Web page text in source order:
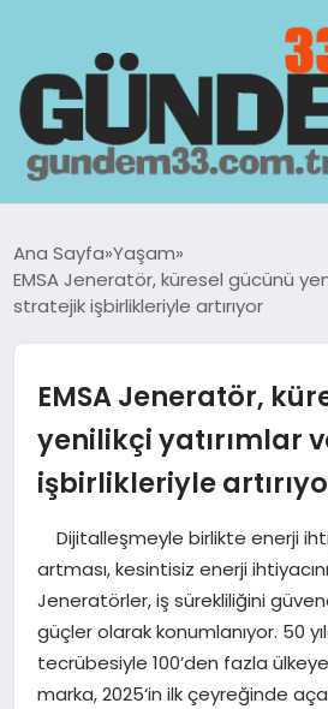
GÜNDEM
TEKNOLOJI
EKONOMI
MAGAZIN
Ana Sayfa Yaşam
EMSA Jeneratör, küresel gücünü
stratejik işbirlikleriyle artırıyor
EMSA Jeneratör,
yenilikçi yatırımlar
işbirlikleriyle
Dijitalleşmeyle birlikte enerji
artması, kesintisiz enerji
Jeneratörler, iş sürekliliğini
güçler olarak konumlanıyor. 50
tecrübesiyle 100’den fazla
marka, 2025‘in ilk çeyreğinde